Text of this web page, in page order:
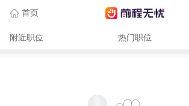
首页
附近职位 热门职位